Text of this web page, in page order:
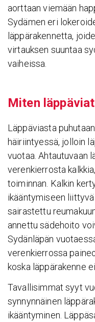
aorttaan viemään
Sydämen eri
läppärakennetta,
virtauksen suuntaa
vaiheissa.
Miten
Läppäviasta
häiriintyessä, jolloin
vuotaa. Ahtautuvaan
verenkierrosta
toiminnan. Kalkin
ikääntymiseen
sairastettu
annettu sädehoito
Sydänläpän
verenkierrossa
koska läppärakenne
Tavallisimmat syyt
synnynnäinen
ikääntyminen.